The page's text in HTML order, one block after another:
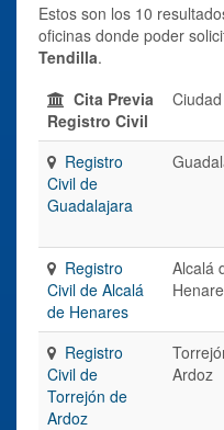
Estos son los 10
oficinas donde poder
Tendilla.
Cita Previa
Registro Civil
Ciudad
Registro
Civil de
Guadalajara
Registro
Civil de Alcalá
de Henares
Alcalá
Registro
Civil de
Torrejón de
Ardoz
Ardoz